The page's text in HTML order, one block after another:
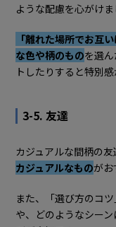
ような配慮を心がけま
「離れた場所でお互
な色や柄のものを選
トしたりすると特別感
3-5. 友達
カジュアルな間柄の友
カジュアルなものがお
また、「選び方のコ
や、どのようなシー